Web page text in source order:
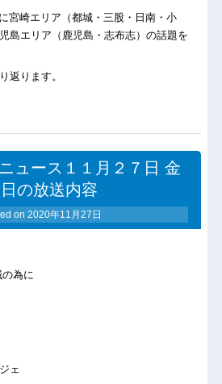
宮崎エリア（都城・三股・日南・小
島エリア（鹿児島・志布志）の話題を
返ります。
ュース１１月２７日 金
の放送内容
on 2020年11月27日
為に
ェ